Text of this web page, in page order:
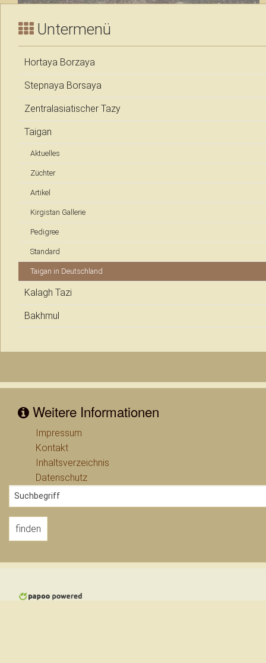
Untermenü
Hortaya Borzaya
Stepnaya Borsaya
Zentralasiatischer Tazy
Taigan
Aktuelles
Züchter
Artikel
Kirgistan Gallerie
Pedigree
Standard
Taigan in Deutschland
Kalagh Tazi
Bakhmul
Weitere Informationen
Impressum
Kontakt
Inhaltsverzeichnis
Datenschutz